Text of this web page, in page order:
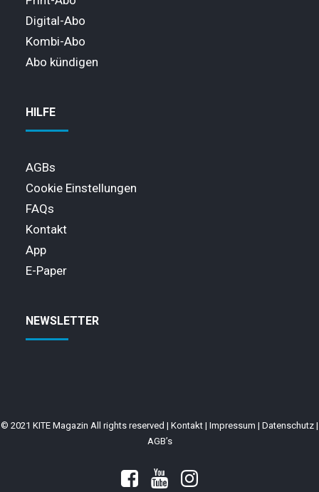
Digital-Abo
Kombi-Abo
Abo kündigen
HILFE
AGBs
Cookie Einstellungen
FAQs
Kontakt
App
E-Paper
NEWSLETTER
© 2021 KITE Magazin All rights reserved | Kontakt | Impressum | Datenschutz |
AGB’s